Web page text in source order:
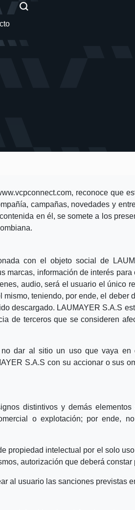
, reconoce que
campañas, novedades y
en él, se somete a los
con el objeto social de
marcas, información de interés para
audio, será el usuario el único
teniendo, por ende, el deber
descargado. LAUMAYER S.A.S
de terceros que se consideren
dar al sitio un uso que vaya en
S.A.S con su accionar o sus
distintivos y demás elementos
o explotación; por ende,
propiedad intelectual por el solo
autorización que deberá constar
al usuario las sanciones previstas